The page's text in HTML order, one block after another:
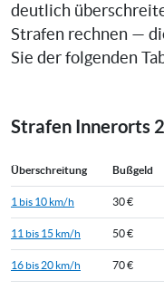
deutlich
Strafen rechnen —
Sie der folgenden
Strafen Innerorts
Überschreitung Bußgeld
1 bis 10 km/h 30 €
11 bis 15 km/h 50 €
16 bis 20 km/h 70 €